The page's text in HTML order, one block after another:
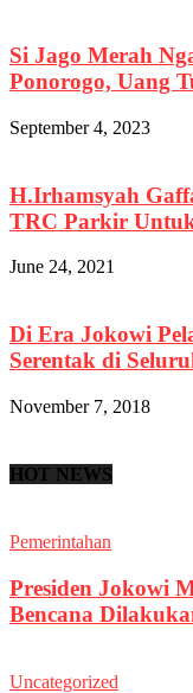
Si Jago Merah
Ponorogo, Uang
September 4, 2023
H.Irhamsyah
TRC Parkir
June 24, 2021
Di Era Jokowi
Serentak di
November 7, 2018
HOT NEWS
Pemerintahan
Presiden Jokowi
Bencana
Uncategorized